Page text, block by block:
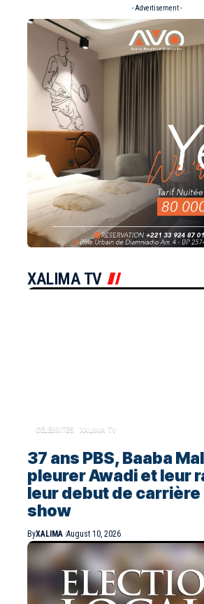
- Advertisement -
XALIMA TV
CELEBRITES XALIMA TV
37 ans PBS, Baaba
pleurer Awadi et leur
leur debut de carrière
show
ByXALIMA August 10, 2026